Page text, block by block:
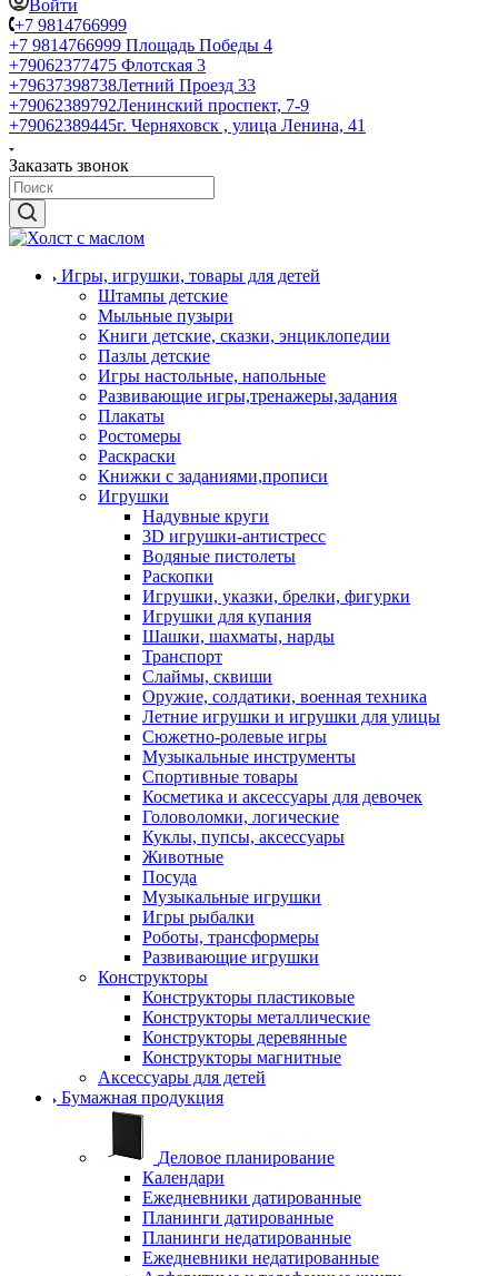
Войти
+7 9814766999
+7 9814766999 Площадь Победы 4
+79062377475 Флотская 3
+79637398738Летний Проезд 33
+79062389792Ленинский проспект, 7-9
+79062389445г. Черняховск , улица Ленина, 41
Заказать звонок
Игры, игрушки, товары для детей
Штампы детские
Мыльные пузыри
Книги детские, сказки, энциклопедии
Пазлы детские
Игры настольные, напольные
Развивающие игры,тренажеры,задания
Плакаты
Ростомеры
Раскраски
Книжки с заданиями,прописи
Игрушки
Надувные круги
3D игрушки-антистресс
Водяные пистолеты
Раскопки
Игрушки, указки, брелки, фигурки
Игрушки для купания
Шашки, шахматы, нарды
Транспорт
Слаймы, сквиши
Оружие, солдатики, военная техника
Летние игрушки и игрушки для улицы
Сюжетно-ролевые игры
Музыкальные инструменты
Спортивные товары
Косметика и аксессуары для девочек
Головоломки, логические
Куклы, пупсы, аксессуары
Животные
Посуда
Музыкальные игрушки
Игры рыбалки
Роботы, трансформеры
Развивающие игрушки
Конструкторы
Конструкторы пластиковые
Конструкторы металлические
Конструкторы деревянные
Конструкторы магнитные
Аксессуары для детей
Бумажная продукция
Деловое планирование
Календари
Ежедневники датированные
Планинги датированные
Планинги недатированные
Ежедневники недатированные